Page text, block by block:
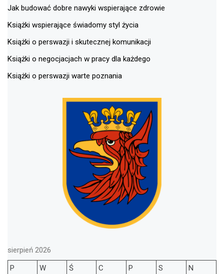
Jak budować dobre nawyki wspierające zdrowie
Książki wspierające świadomy styl życia
Książki o perswazji i skutecznej komunikacji
Książki o negocjacjach w pracy dla każdego
Książki o perswazji warte poznania
sierpień 2026
P
W Ś C P S N